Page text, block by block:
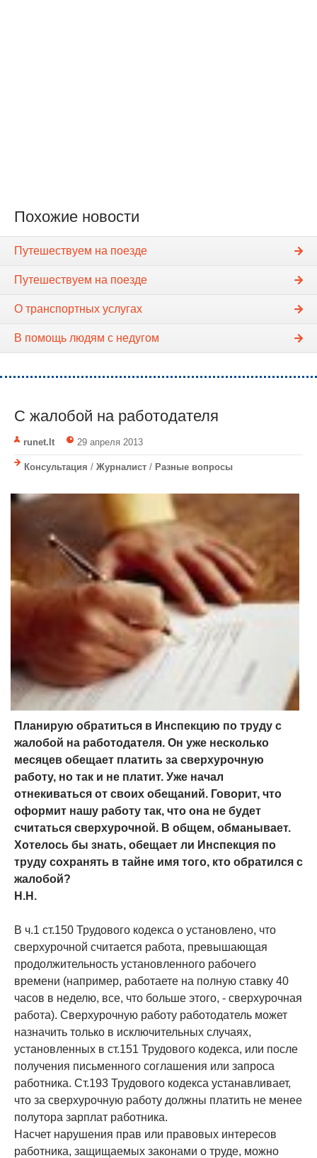
Похожие новости
Путешествуем на поезде
Путешествуем на поезде
О транспортных услугах
В помощь людям с недугом
С жалобой на работодателя
runet.lt 29 апреля 2013
Консультация / Журналист / Разные вопросы
Планирую обратиться в Инспекцию по труду с
жалобой на работодателя. Он уже несколько
месяцев обещает платить за сверхурочную
работу, но так и не платит. Уже начал
отнекиваться от своих обещаний. Говорит, что
оформит нашу работу так, что она не будет
считаться сверхурочной. В общем, обманывает.
Хотелось бы знать, обещает ли Инспекция по
труду сохранять в тайне имя того, кто обратился с
жалобой?
Н.Н.
В ч.1 ст.150 Трудового кодекса о установлено, что
сверхурочной считается работа, превышающая
продолжительность установленного рабочего
времени (например, работаете на полную ставку 40
часов в неделю, все, что больше этого, - сверхурочная
работа). Сверхурочную работу работодатель может
назначить только в исключительных случаях,
установленных в ст.151 Трудового кодекса, или после
получения письменного соглашения или запроса
работника. Ст.193 Трудового кодекса устанавливает,
что за сверхурочную работу должны платить не менее
полутора зарплат работника.
Насчет нарушения прав или правовых интересов
работника, защищаемых законами о труде, можно